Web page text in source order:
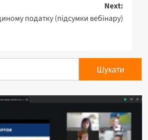
Next:
податку (підсумки вебінару)